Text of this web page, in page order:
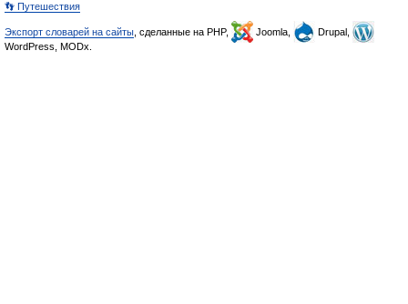
👣 Путешествия
Экспорт словарей на сайты , сделанные на PHP, Joomla,
Drupal,
WordPress, MODx.